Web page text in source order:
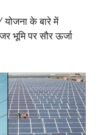
के बारे में
भूमि पर सौर ऊर्जा